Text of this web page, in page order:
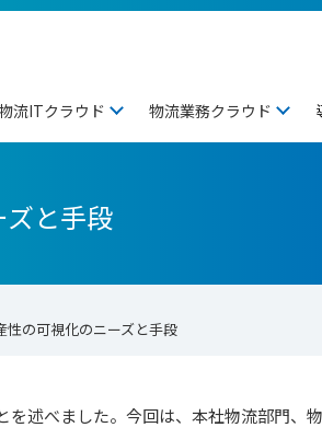
流ITクラウド 物流業務クラウド
と手段
性の可視化のニーズと手段
述べました。今回は、本社物流部門、物